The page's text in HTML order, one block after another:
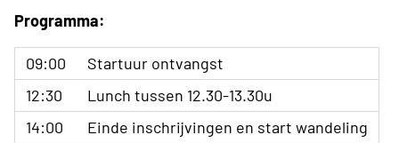
Programma:
09:00
Startuur ontvangst
12:30
Lunch tussen 12.30-13.30u
14:00
Einde inschrijvingen en start wandeling